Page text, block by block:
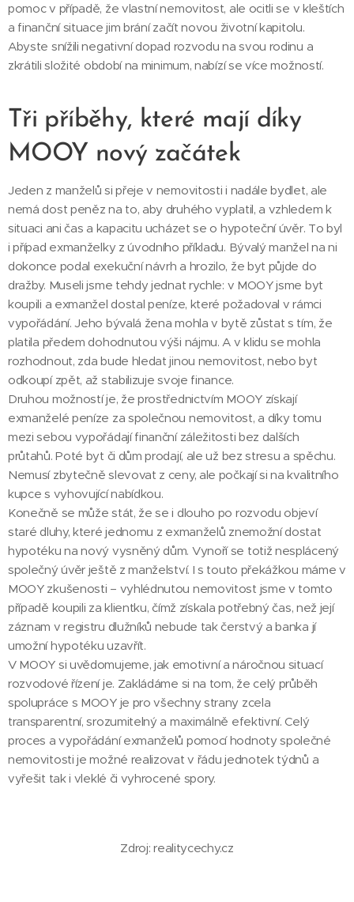
pomoc v případě, že vlastní nemovitost, ale ocitli se v kleštích
a finanční situace jim brání začít novou životní kapitolu.
Abyste snížili negativní dopad rozvodu na svou rodinu a
zkrátili složité období na minimum, nabízí se více možností.
Tři příběhy, které mají díky
MOOY nový začátek
Jeden z manželů si přeje v nemovitosti i nadále bydlet, ale
nemá dost peněz na to, aby druhého vyplatil, a vzhledem k
situaci ani čas a kapacitu ucházet se o hypoteční úvěr. To byl
i případ exmanželky z úvodního příkladu. Bývalý manžel na ni
dokonce podal exekuční návrh a hrozilo, že byt půjde do
dražby. Museli jsme tehdy jednat rychle: v MOOY jsme byt
koupili a exmanžel dostal peníze, které požadoval v rámci
vypořádání. Jeho bývalá žena mohla v bytě zůstat s tím, že
platila předem dohodnutou výši nájmu. A v klidu se mohla
rozhodnout, zda bude hledat jinou nemovitost, nebo byt
odkoupí zpět, až stabilizuje svoje finance.
Druhou možností je, že prostřednictvím MOOY získají
exmanželé peníze za společnou nemovitost, a díky tomu
mezi sebou vypořádají finanční záležitosti bez dalších
průtahů. Poté byt či dům prodají, ale už bez stresu a spěchu.
Nemusí zbytečně slevovat z ceny, ale počkají si na kvalitního
kupce s vyhovující nabídkou.
Konečně se může stát, že se i dlouho po rozvodu objeví
staré dluhy, které jednomu z exmanželů znemožní dostat
hypotéku na nový vysněný dům. Vynoří se totiž nesplácený
společný úvěr ještě z manželství. I s touto překážkou máme v
MOOY zkušenosti – vyhlédnutou nemovitost jsme v tomto
případě koupili za klientku, čímž získala potřebný čas, než její
záznam v registru dlužníků nebude tak čerstvý a banka jí
umožní hypotéku uzavřít.
V MOOY si uvědomujeme, jak emotivní a náročnou situací
rozvodové řízení je. Zakládáme si na tom, že celý průběh
spolupráce s MOOY je pro všechny strany zcela
transparentní, srozumitelný a maximálně efektivní. Celý
proces a vypořádání exmanželů pomocí hodnoty společné
nemovitosti je možné realizovat v řádu jednotek týdnů a
vyřešit tak i vleklé či vyhrocené spory.
Zdroj: realitycechy.cz